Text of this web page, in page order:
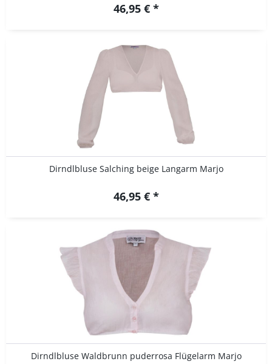
46,95 € *
Dirndlbluse Salching beige Langarm Marjo
46,95 € *
Dirndlbluse Waldbrunn puderrosa Flügelarm Marjo